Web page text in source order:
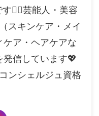
✍🏻芸能人・美容
スキンケア・メイ
ケア・ヘアケアな
発信しています💖
ンシェルジュ資格